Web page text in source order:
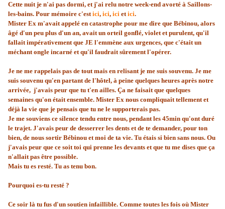
Cette nuit je n'ai pas dormi, et j'ai relu notre week-end avorté à Saillons-
les-bains. Pour mémoire c'estici, ici, ici etici.
Mister Ex m'avait appelé en catastrophe pour me dire que Bébinou, alors
âgé d'un peu plus d'un an, avait un orteil gonflé, violet et purulent, qu'il
fallait impérativement que JE l'emmène aux urgences, que c'était un
méchant ongle incarné et qu'il faudrait sûrement l'opérer.
Je ne me rappelais pas de tout mais en relisant je me suis souvenu. Je me
suis souvenu qu'en partant de l'hôtel, à peine quelques heures après notre
arrivée, j'avais peur que tu t'en ailles. Ça ne faisait que quelques
semaines qu'on était ensemble. Mister Ex nous compliquait tellement et
déjà la vie que je pensais que tu ne le supporterais pas.
Je me souviens ce silence tendu entre nous, pendant les 45min qu'ont duré
le trajet. J'avais peur de desserrer les dents et de te demander, pour ton
bien, de nous sortir Bébinou et moi de ta vie. Tu étais si bien sans nous. Ou
j'avais peur que ce soit toi qui prenne les devants et que tu me dises que ça
n'allait pas être possible.
Mais tu es resté. Tu as tenu bon.
Pourquoi es-tu resté ?
Ce soir là tu fus d'un soutien infaillible. Comme toutes les fois où Mister